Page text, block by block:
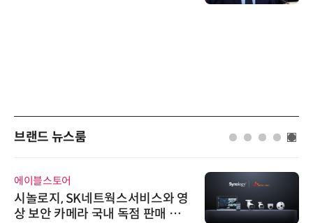
브랜드 뉴스룸
에이블스토어
시놀로지, SK네트웍스서비스와 영
상 보안 카메라 국내 독점 판매 파